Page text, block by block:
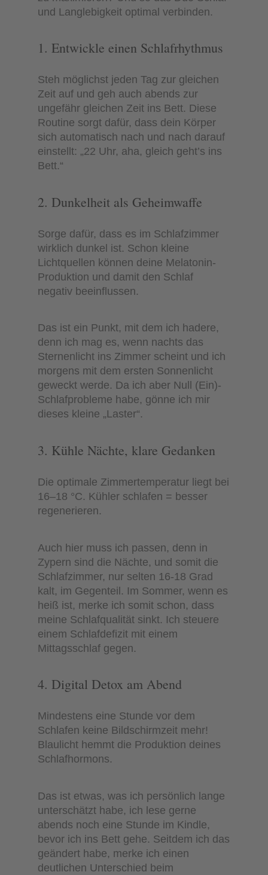
und Langlebigkeit optimal verbinden.
1. Entwickle einen Schlafrhythmus
Steh möglichst jeden Tag zur gleichen
Zeit auf und geh auch abends zur
ungefähr gleichen Zeit ins Bett. Diese
Routine sorgt dafür, dass dein Körper
sich automatisch nach und nach darauf
einstellt: „22 Uhr, aha, gleich geht’s ins
Bett.“
2. Dunkelheit als Geheimwaffe
Sorge dafür, dass es im Schlafzimmer
wirklich dunkel ist. Schon kleine
Lichtquellen können deine Melatonin-
Produktion und damit den Schlaf
negativ beeinflussen.
Das ist ein Punkt, mit dem ich hadere,
denn ich mag es, wenn nachts das
Sternenlicht ins Zimmer scheint und ich
morgens mit dem ersten Sonnenlicht
geweckt werde. Da ich aber Null (Ein)-
Schlafprobleme habe, gönne ich mir
dieses kleine „Laster“.
3. Kühle Nächte, klare Gedanken
Die optimale Zimmertemperatur liegt bei
16–18 °C. Kühler schlafen = besser
regenerieren.
Auch hier muss ich passen, denn in
Zypern sind die Nächte, und somit die
Schlafzimmer, nur selten 16-18 Grad
kalt, im Gegenteil. Im Sommer, wenn es
heiß ist, merke ich somit schon, dass
meine Schlafqualität sinkt. Ich steuere
einem Schlafdefizit mit einem
Mittagsschlaf gegen.
4. Digital Detox am Abend
Mindestens eine Stunde vor dem
Schlafen keine Bildschirmzeit mehr!
Blaulicht hemmt die Produktion deines
Schlafhormons.
Das ist etwas, was ich persönlich lange
unterschätzt habe, ich lese gerne
abends noch eine Stunde im Kindle,
bevor ich ins Bett gehe. Seitdem ich das
geändert habe, merke ich einen
deutlichen Unterschied beim